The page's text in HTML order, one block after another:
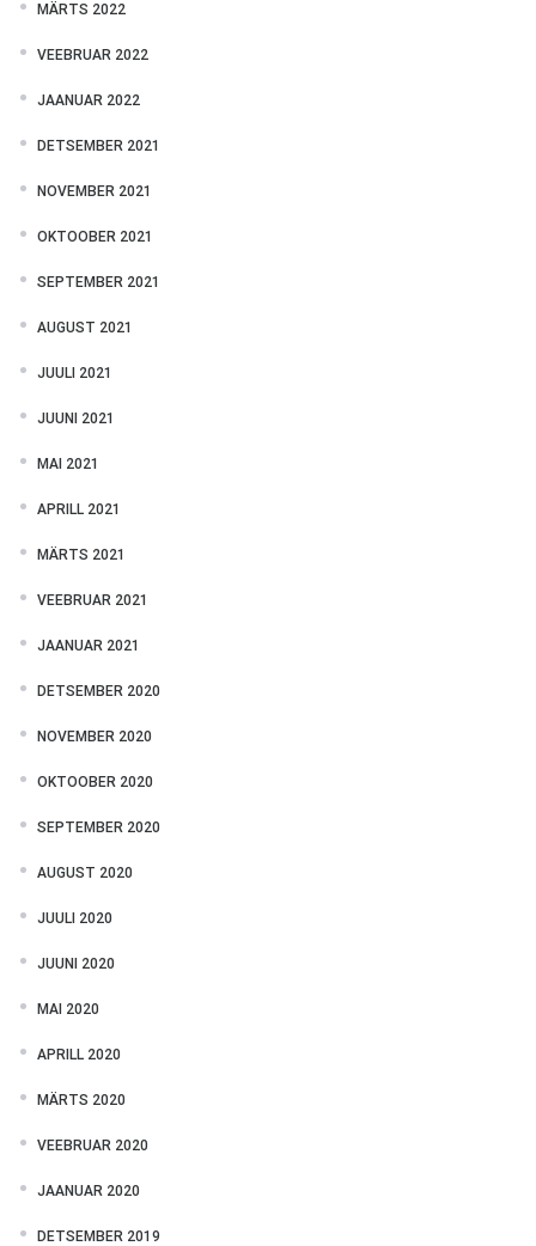
MÄRTS 2022
VEEBRUAR 2022
JAANUAR 2022
DETSEMBER 2021
NOVEMBER 2021
OKTOOBER 2021
SEPTEMBER 2021
AUGUST 2021
JUULI 2021
JUUNI 2021
MAI 2021
APRILL 2021
MÄRTS 2021
VEEBRUAR 2021
JAANUAR 2021
DETSEMBER 2020
NOVEMBER 2020
OKTOOBER 2020
SEPTEMBER 2020
AUGUST 2020
JUULI 2020
JUUNI 2020
MAI 2020
APRILL 2020
MÄRTS 2020
VEEBRUAR 2020
JAANUAR 2020
DETSEMBER 2019